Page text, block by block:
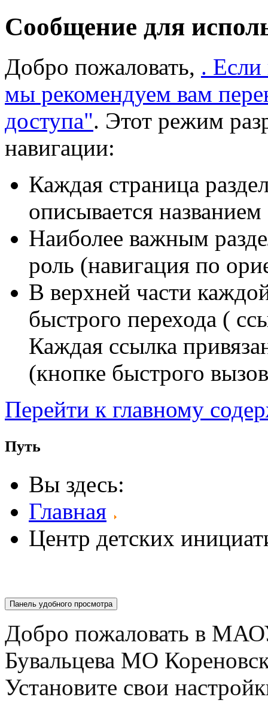
Сообщение для
Добро пожаловать, . Если
мы рекомендуем вам
доступа". Этот режим
навигации:
Каждая страница
описывается
Наиболее важным
роль (навигация по
В верхней части
быстрого перехода (
Каждая ссылка
(кнопке быстрого
Перейти к главному
Путь
Вы здесь:
Главная
Центр детских
Панель удобного просмотра
Добро пожаловать в
Бувальцева МО
Установите свои